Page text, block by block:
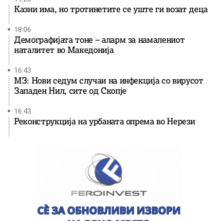
Казни има, но тротинетите се уште ги возат деца
18:06
Демографијата тоне – аларм за намалениот
наталитет во Македонија
16:43
МЗ: Нови седум случаи на инфекција со вирусот
Западен Нил, сите од Скопје
16:43
Реконструкција на урбаната опрема во Нерези